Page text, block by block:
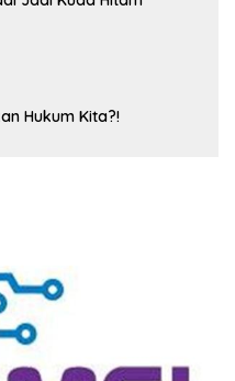
Hukum Kita?!